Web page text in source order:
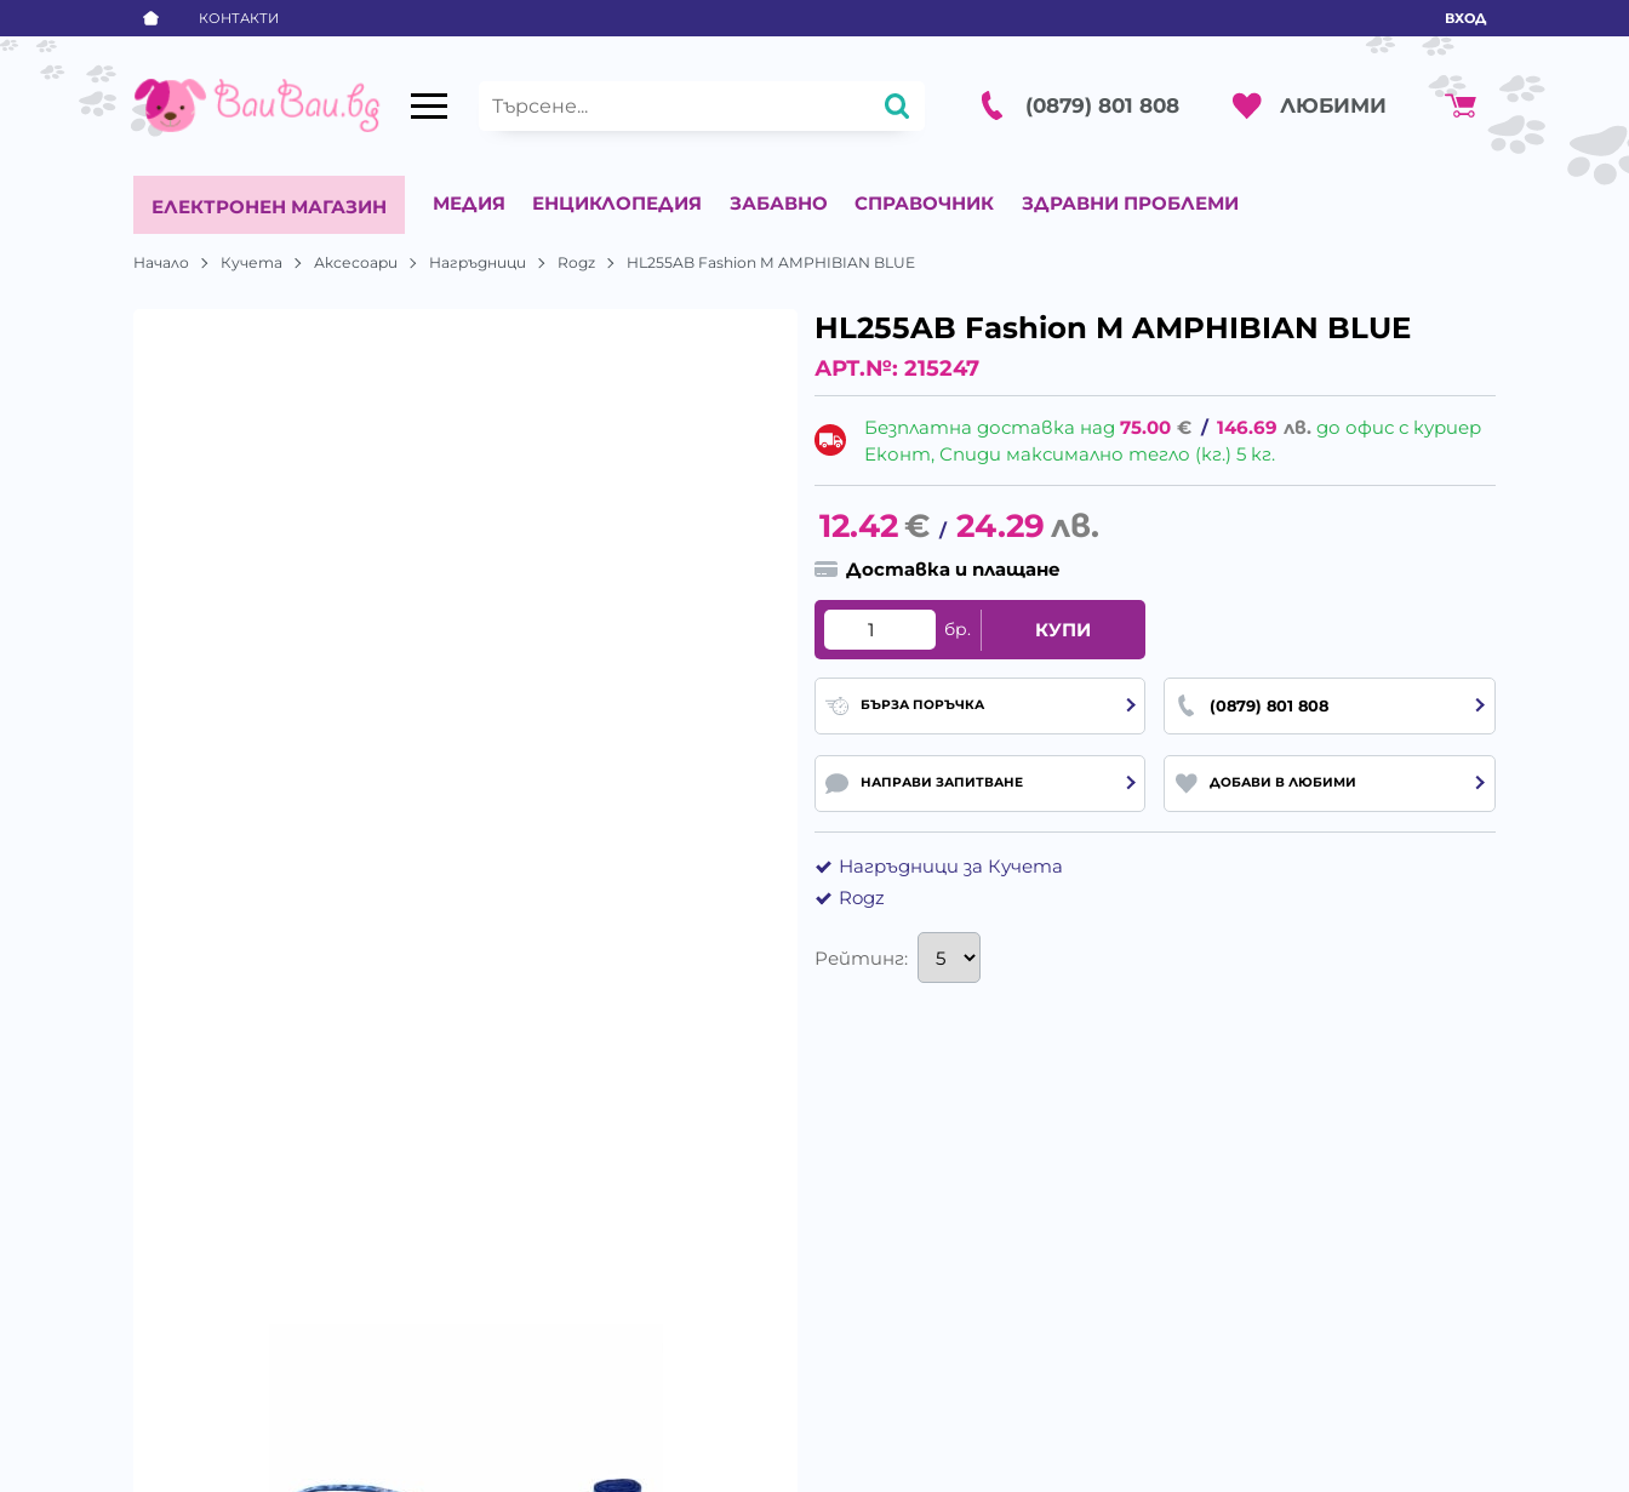
КОНТАКТИ ВХОД
(0879) 801 808 ЛЮБИМИ
ЕЛЕКТРОНЕН МАГАЗИН МЕДИЯ ЕНЦИКЛОПЕДИЯ ЗАБАВНО СПРАВОЧНИК ЗДРАВНИ ПРОБЛЕМИ
Начало Кучета Аксесоари Нагръдници Rogz HL255AB Fashion M AMPHIBIAN BLUE
HL255AB Fashion M AMPHIBIAN BLUE
АРТ.№: 215247
Безплатна доставка над75.00 € / 146.69 лв. до офис с куриер
Еконт, Спиди максимално тегло (кг.) 5 кг.
12.42€ / 24.29лв.
Доставка и плащане
бр. КУПИ
БЪРЗА ПОРЪЧКА (0879) 801 808
НАПРАВИ ЗАПИТВАНЕ ДОБАВИ В ЛЮБИМИ
Нагръдници за Кучета
Rogz
Рейтинг: